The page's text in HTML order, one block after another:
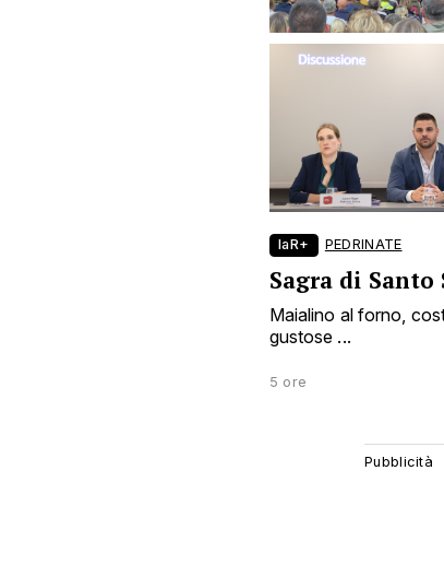
laR+ PEDRINATE
Sagra di Santo
Maialino al forno,
gustose ...
5 ore